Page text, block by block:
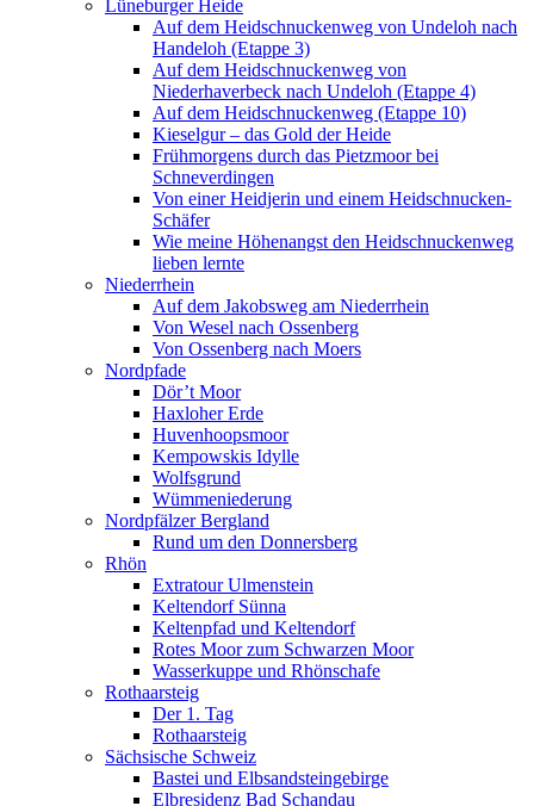
Lüneburger Heide
Auf dem Heidschnuckenweg von Undeloh nach
Handeloh (Etappe 3)
Auf dem Heidschnuckenweg von
Niederhaverbeck nach Undeloh (Etappe 4)
Auf dem Heidschnuckenweg (Etappe 10)
Kieselgur – das Gold der Heide
Frühmorgens durch das Pietzmoor bei
Schneverdingen
Von einer Heidjerin und einem Heidschnucken-
Schäfer
Wie meine Höhenangst den Heidschnuckenweg
lieben lernte
Niederrhein
Auf dem Jakobsweg am Niederrhein
Von Wesel nach Ossenberg
Von Ossenberg nach Moers
Nordpfade
Dör’t Moor
Haxloher Erde
Huvenhoopsmoor
Kempowskis Idylle
Wolfsgrund
Wümmeniederung
Nordpfälzer Bergland
Rund um den Donnersberg
Rhön
Extratour Ulmenstein
Keltendorf Sünna
Keltenpfad und Keltendorf
Rotes Moor zum Schwarzen Moor
Wasserkuppe und Rhönschafe
Rothaarsteig
Der 1. Tag
Rothaarsteig
Sächsische Schweiz
Bastei und Elbsandsteingebirge
Elbresidenz Bad Schandau